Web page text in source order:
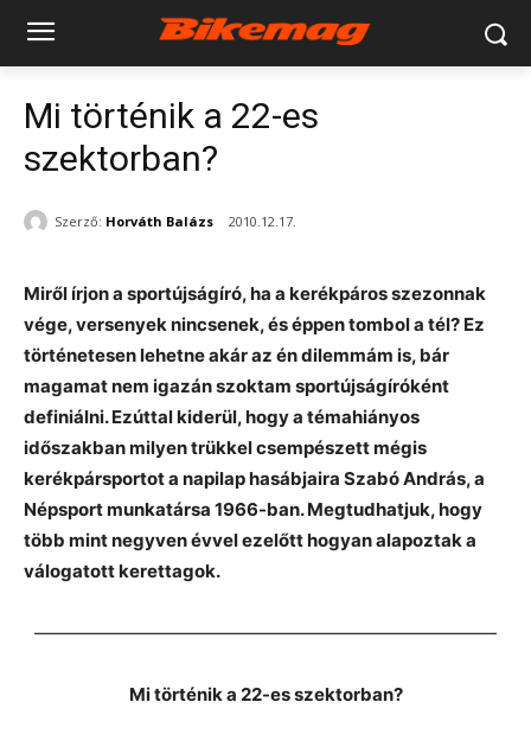
Mi történik a 22-es
szektorban?
Szerző: Horváth Balázs 2010.12.17.
Miről írjon a sportújságíró, ha a kerékpáros szezonnak
vége, versenyek nincsenek, és éppen tombol a tél? Ez
történetesen lehetne akár az én dilemmám is, bár
magamat nem igazán szoktam sportújságíróként
definiálni. Ezúttal kiderül, hogy a témahiányos
időszakban milyen trükkel csempészett mégis
kerékpársportot a napilap hasábjaira Szabó András, a
Népsport munkatársa 1966-ban. Megtudhatjuk, hogy
több mint negyven évvel ezelőtt hogyan alapoztak a
válogatott kerettagok.
——————————————————————————
Mi történik a 22-es szektorban?